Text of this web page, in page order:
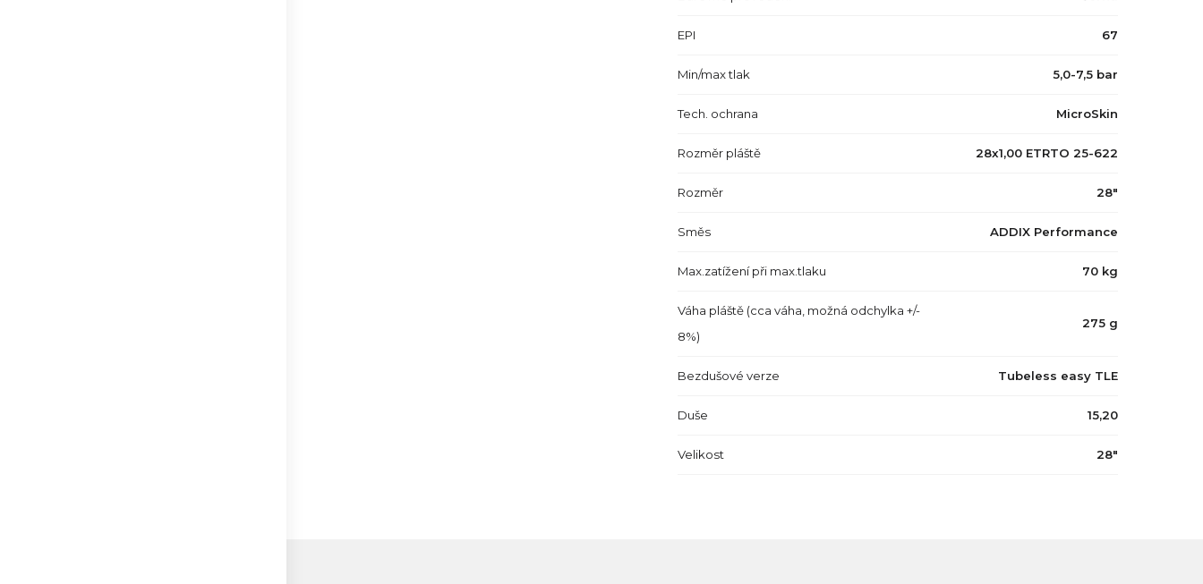
EPI 67
Min/max tlak 5,0-7,5 bar
Tech. ochrana MicroSkin
Rozměr pláště 28x1,00 ETRTO 25-622
Rozměr 28"
Směs ADDIX Performance
Max.zatížení při max.tlaku 70 kg
Váha pláště (cca váha, možná odchylka +/-
8%)
275 g
Bezdušové verze Tubeless easy TLE
Duše 15,20
Velikost 28"